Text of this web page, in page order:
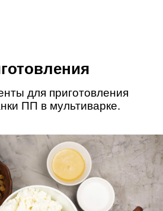
для приготовления
ПП в мультиварке.